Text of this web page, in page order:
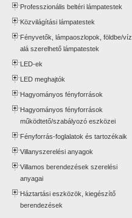
Professzionális beltéri lámpatestek
Közvilágítási lámpatestek
Fényvetők, lámpaoszlopok, földbe/víz
alá szerelhető lámpatestek
LED-ek
LED meghajtók
Hagyományos fényforrások
Hagyományos fényforrások
működtető/szabályozó eszközei
Fényforrás-foglalatok és tartozékaik
Villanyszerelési anyagok
Villamos berendezések szerelési
anyagai
Háztartási eszközök, kiegészítő
berendezések